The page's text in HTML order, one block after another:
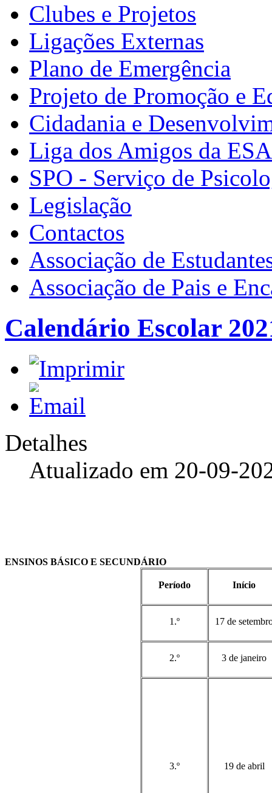
Clubes e Projetos
Ligações Externas
Plano de Emergência
Projeto de Promoção e
Cidadania e
Liga dos Amigos da
SPO - Serviço de
Legislação
Contactos
Associação de
Associação de Pais e
Calendário Escolar
Detalhes
Atualizado em 20-09-
ENSINOS BÁSICO E SECUNDÁRIO
Período Início
1.º 17 de
2.º 3 de janeiro
3.º 19 de abril